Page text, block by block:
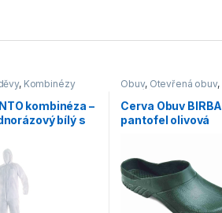
, Kombinézy
kombinéza –
bílý s
Obuv, Otevřená obuv,
volný čas
Cerva Obuv BIRBA
pantofel olivová